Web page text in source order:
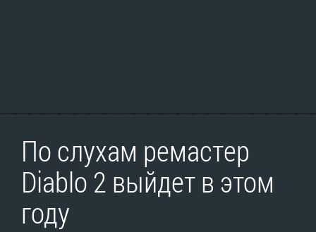
По слухам ремастер
Diablo 2 выйдет в этом
году